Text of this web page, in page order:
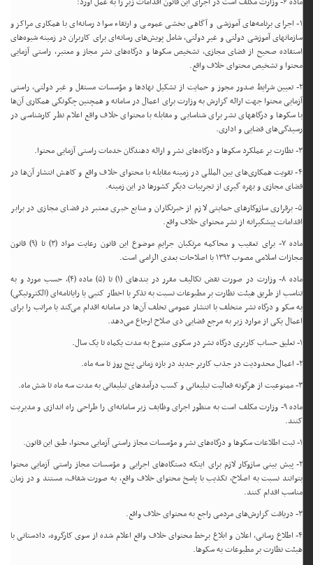
۱- اجرای برنامه‌های آموزشی و آگاهی بخشی عمومی و ارتقاء سواد رسانه‌ای با همکاری مراکز و
سازمانهای آموزشی دولتی و غیر دولتی، شامل پویش‌های رسانه‌ای برای کاربران در زمینه شیوه‌های
استفاده صحیح از فضای مجازی، تشخیص سکوها و درگاه‌های نشر مجاز و معتبر، راستی آزمایی
محتوا و تشخیص محتوای خلاف واقع.
۲- تعیین شرایط صدور مجوز و حمایت از تشکیل نهادها و مؤسسات مستقل و غیر دولتی، راستی
آزمایی محتوا جهت ارائه گزارش به وزارت برای اعمال در سامانه و همچنین چگونگی همکاری آن‌ها
با سکوها و درگاههای نشر برای شناسایی و مقابله با محتوای خلاف واقع اعلام نظر کارشناسی در
رسیدگی‌های قضایی و اداری.
۴- تقویت همکاری‌های بین المللی در زمینه مقابله با محتوای خلاف واقع و کاهش انتشار آن‌ها در
فضای مجازی و بهره گیری از تجربیات دیگر کشورها در این زمینه.
۵- برقراری سازوکارهای حمایتی لازم از خبرنگاران و منابع خبری معتبر در فضای مجازی در برابر
اقدامات پیشگیرانه از نشر محتوای خلاف واقع.
ماده ۷- برای تعقیب و محاکمه مرتکبان جرایم موضوع این قانون رعایت مواد (۳) تا (۹) قانون
مجازات اسلامی مصوب ۱۳۹۲ با اصلاحات بعدی الزامی است.
ماده ۸- وزارت در صورت نقض تکالیف مقرر در بندهای (۱) تا (۵) ماده (۴)، حسب مورد و به
تناسب از طریق هیئت نظارت بر مطبوعات نسبت به تذکر با اخطار کتبی یا رایانامه‌ای (الکترونیکی)
به سکو و درگاه نشر متخلف با انتشار عمومی تخلف آن‌ها در سامانه اقدام می‌کند یا مراتب را برای
اعمال یکی از موارد زیر به مرجع قضایی ذی صلاح ارجاع می‌دهد.
ماده ۹- وزارت مکلف است به منظور اجرای وظایف زیر سامانه‌ای را طراحی راه اندازی و مدیریت
کنند.
۲- پیش بینی سازوکار لازم برای اینکه دستگاه‌های اجرایی و مؤسسات مجاز راستی آزمایی محتوا
بتوانند نسبت به اصلاح، تکذیب با پاسخ محتوای خلاف واقع، به صورت شفاف، مستند و در زمان
مناسب اقدام کنند.
۴- اطلاع رسانی، اعلان و ابلاغ برخط محتوای خلاف واقع اعلام شده از سوی کارگروه، دادستانی با
هیئت نظارت بر مطبوعات به سکوها.